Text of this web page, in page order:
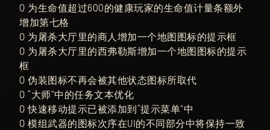
○ 为生命值超过600的健康玩家的生命值计量条额外
增加第七格
○ 为屠杀大厅里的商人增加一个地图图标的提示框
○ 为屠杀大厅里的西弗勒斯增加一个地图图标的提示
框
○ 伪装图标不再会被其他状态图标所取代
○ “大师”中的任务文本优化
○ 快速移动提示已被添加到“提示菜单”中
○ 模组武器的图标次序在UI的不同部分中将保持一致